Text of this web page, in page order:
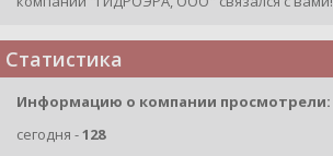
Статистика
Информацию о компании просмотрели:
сегодня -128